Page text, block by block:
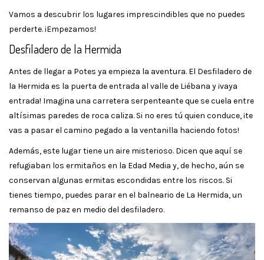
Vamos a descubrir los lugares imprescindibles que no puedes
perderte. ¡Empezamos!
Desfiladero de la Hermida
Antes de llegar a Potes ya empieza la aventura. El Desfiladero de
la Hermida es la puerta de entrada al valle de Liébana y ¡vaya
entrada! Imagina una carretera serpenteante que se cuela entre
altísimas paredes de roca caliza. Si no eres tú quien conduce, ¡te
vas a pasar el camino pegado a la ventanilla haciendo fotos!
Además, este lugar tiene un aire misterioso. Dicen que aquí se
refugiaban los ermitaños en la Edad Media y, de hecho, aún se
conservan algunas ermitas escondidas entre los riscos. Si
tienes tiempo, puedes parar en el balneario de La Hermida, un
remanso de paz en medio del desfiladero.